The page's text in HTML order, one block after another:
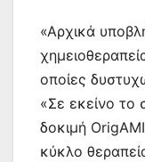
«Αρχικά
οποίες
«Σε εκείνο το
δοκιμή
κύκλο